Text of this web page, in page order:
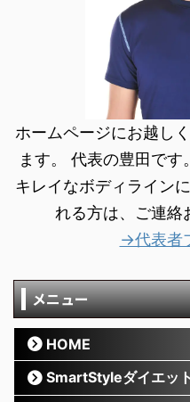
ホームページにお越し
ます。 代表の豊田です
キレイなボディライン
れる方は、ご連絡
→代表者
メニュー
HOME
SmartStyleダイエッ